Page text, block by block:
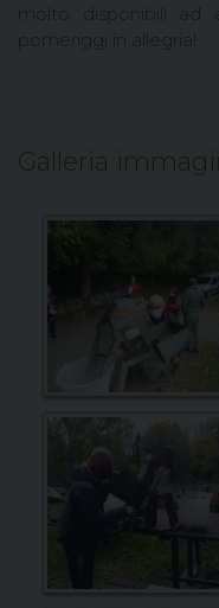
molto disponibili ad
pomeriggi in allegria!
Galleria